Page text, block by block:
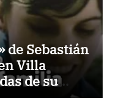
de Sebastián
Villa
de su